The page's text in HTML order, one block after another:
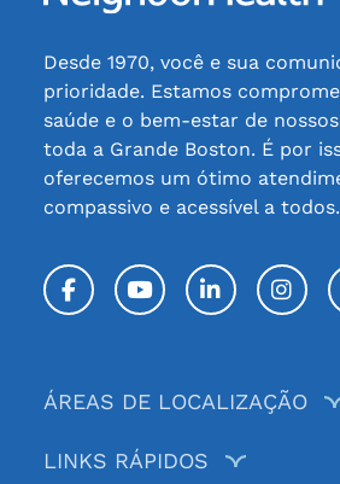
Desde 1970, você e sua
prioridade. Estamos
saúde e o bem-estar de
toda a Grande Boston. É por
oferecemos um ótimo
compassivo e acessível a todos.
FacebookYouTubeLinkedIn
ÁREAS DE LOCALIZAÇÃO
LINKS RÁPIDOS